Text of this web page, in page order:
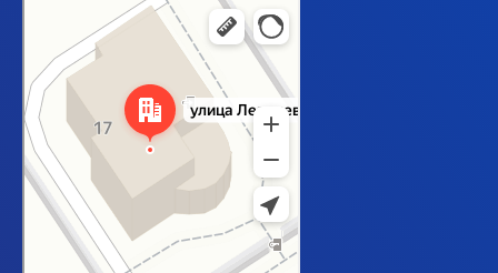
Улица Леваневского, 17 — Яндекс Карты